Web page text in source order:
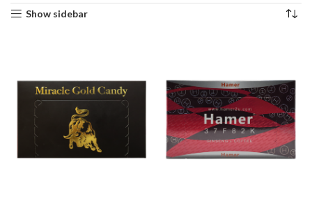
Show sidebar